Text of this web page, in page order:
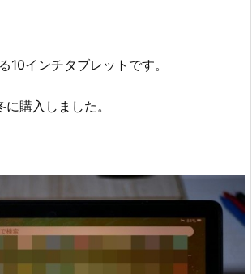
10インチタブレットです。
購入しました。